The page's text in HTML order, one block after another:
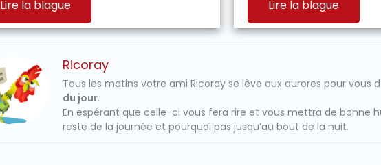
Lire la blague Lire la blague
Ricoray
Tous les matins votre ami Ricoray se lève aux aurores pour vous
du jour.
En espérant que celle-ci vous fera rire et vous mettra de bonne
reste de la journée et pourquoi pas jusqu’au bout de la nuit.